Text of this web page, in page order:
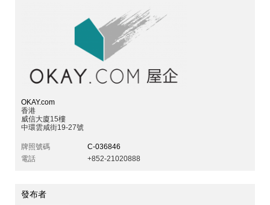
OKAY.com
香港
威信大廈15樓
中環雲咸街19-27號
牌照號碼
C-036846
電話
+852-21020888
發布者